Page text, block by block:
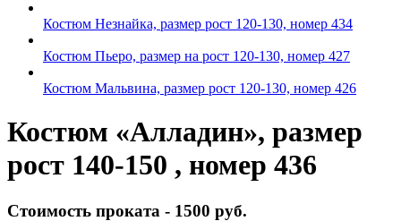
Костюм Незнайка, размер рост 120-130, номер 434
Костюм Пьеро, размер на рост 120-130, номер 427
Костюм Мальвина, размер рост 120-130, номер 426
Костюм «Алладин», размер
рост 140-150 , номер 436
Стоимость проката - 1500 руб.